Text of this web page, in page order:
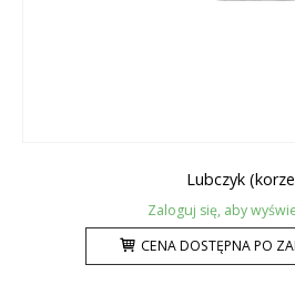
Lubczyk
Zaloguj się, aby
CENA DOSTĘPNA PO